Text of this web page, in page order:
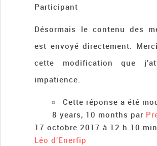
Participant
Désormais le contenu des
est envoyé directement.
cette modification que
impatience.
Cette réponse a été
8 years, 10 months par
17 octobre 2017 à 12 h 10 min
Léo d’Enerfip